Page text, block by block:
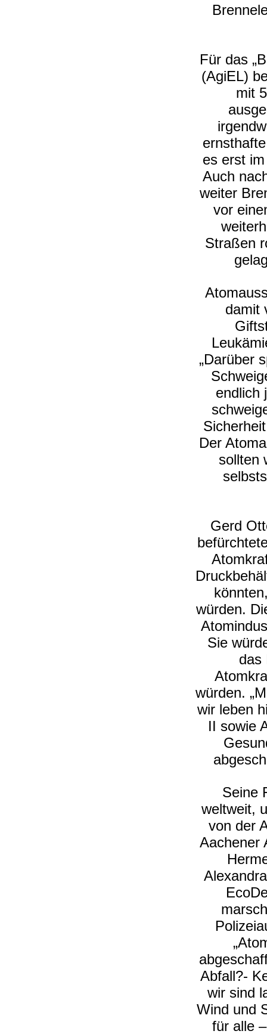
Für das
(AgiEL)
mit
es erst
Auch
weiter
vor
Straßen
damit
„Darüber
endlich
Der
sollten
Gerd
würden.
Sie
das
würden.
wir leben
II sowie
Seine
weltweit,
von der
Aachener
Abfall?-
wir sind
Wind und
für alle